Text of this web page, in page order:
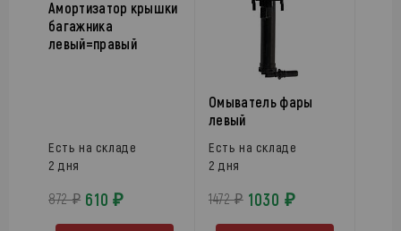
Амортизатор крышки
багажника
левый=правый
Есть на складе
2 дня
872 ₽ 610 ₽
Омыватель фары
левый
Есть на складе
2 дня
1472 ₽ 1030 ₽